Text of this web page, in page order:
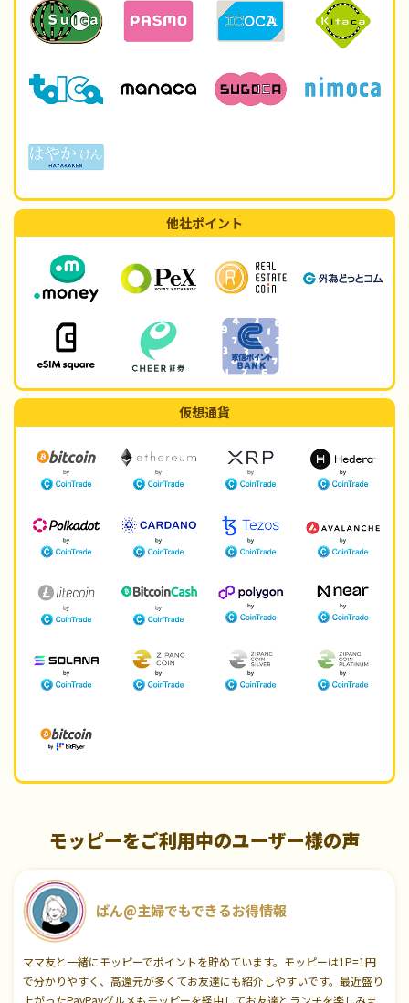
他社ポイント
仮想通貨
モッピーをご利用中のユーザー様の声
ぱん@主婦でもできるお得情報
ママ友と一緒にモッピーでポイントを貯めています。モッピーは1P=1円
で分かりやすく、高還元が多くてお友達にも紹介しやすいです。最近盛り